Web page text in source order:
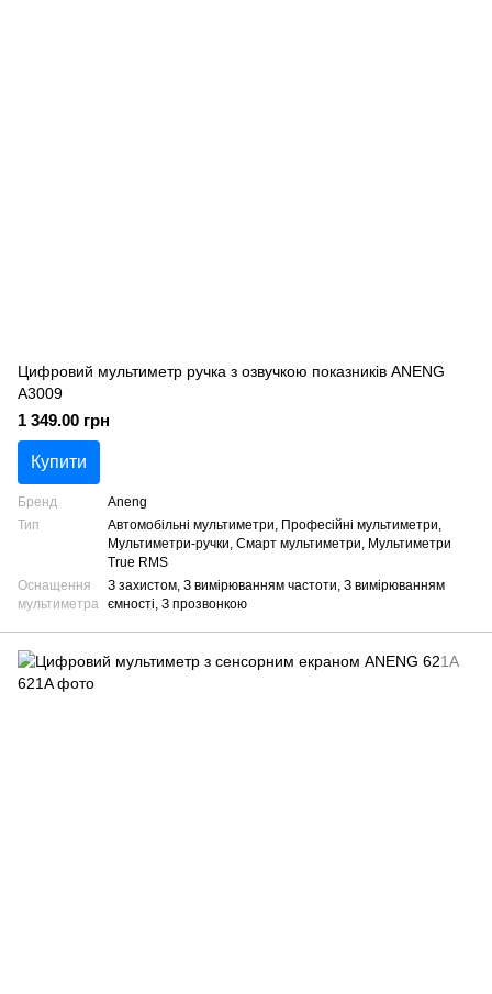
Цифровий мультиметр ручка з озвучкою показників ANENG
A3009
1 349.00 грн
Купити
Бренд
Aneng
Тип
Автомобільні мультиметри, Професійні мультиметри,
Мультиметри-ручки, Смарт мультиметри, Мультиметри
True RMS
Оснащення
мультиметра
З захистом, З вимірюванням частоти, З вимірюванням
ємності, З прозвонкою